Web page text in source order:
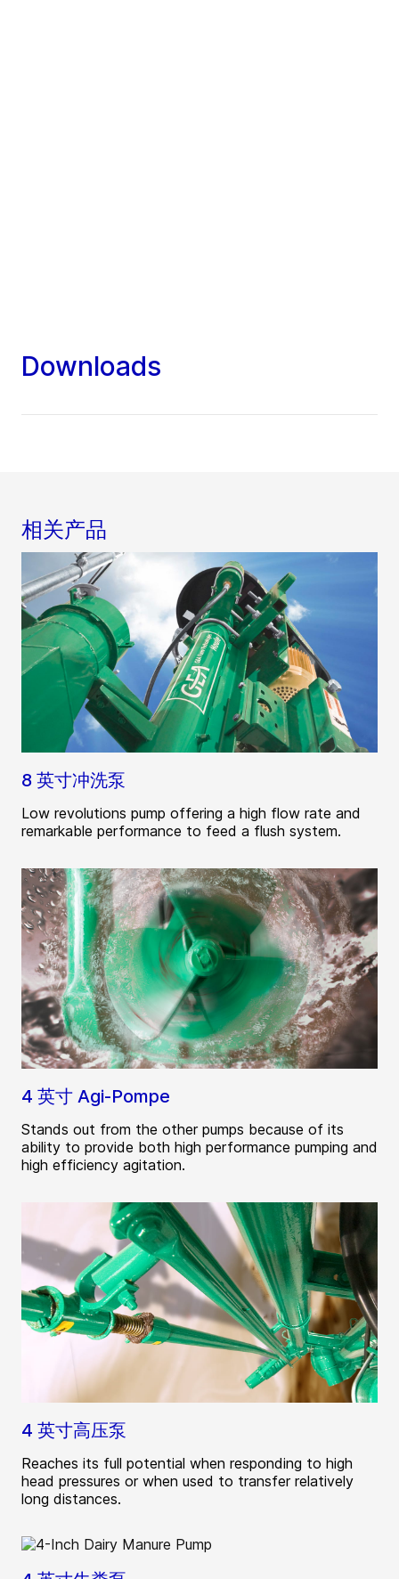
Downloads
相关产品
8 英寸冲洗泵
Low revolutions pump offering a high flow rate and
remarkable performance to feed a flush system.
4 英寸 Agi-Pompe
Stands out from the other pumps because of its
ability to provide both high performance pumping and
high efficiency agitation.
4 英寸高压泵
Reaches its full potential when responding to high
head pressures or when used to transfer relatively
long distances.